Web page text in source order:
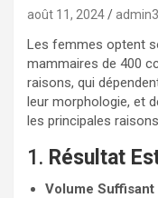
août 11, 2024
Les femmes optent
mammaires de 400
raisons, qui
leur morphologie, et
les principales
1. Résultat
Volume Suffisant